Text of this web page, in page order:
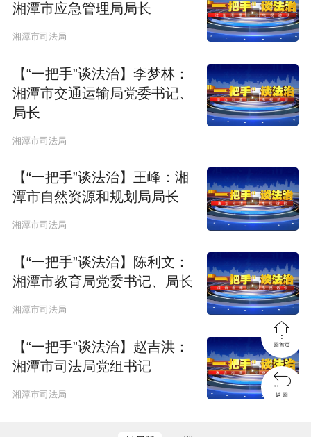
湘潭市应急管理局局长
湘潭市司法局
【“一把手”谈法治】李梦林：
湘潭市交通运输局党委书记、
局长
湘潭市司法局
【“一把手”谈法治】王峰：湘
潭市自然资源和规划局局长
湘潭市司法局
【“一把手”谈法治】陈利文：
湘潭市教育局党委书记、局长
湘潭市司法局
【“一把手”谈法治】赵吉洪：
湘潭市司法局党组书记
湘潭市司法局

回首页

返 回